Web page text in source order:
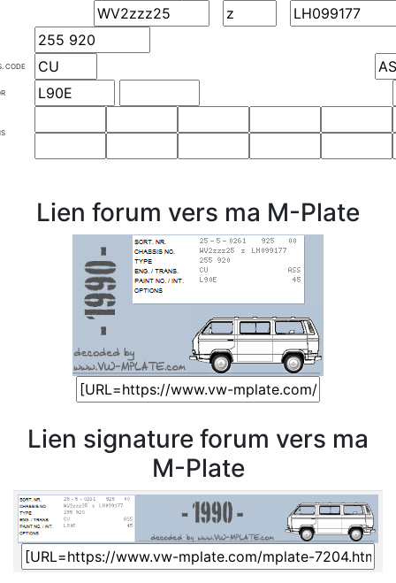
CODE
Lien forum vers ma M-Plate
Lien signature forum vers ma
M-Plate